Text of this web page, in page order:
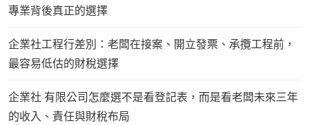
專業背後真正的選擇
企業社工程行差別：老闆在接案、開立發票、承攬工程前，
最容易低估的財稅選擇
企業社 有限公司怎麼選不是看登記表，而是看老闆未來三年
的收入、責任與財稅布局